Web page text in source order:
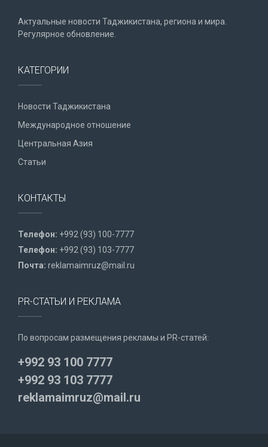
Актуальные новости Таджикистана, региона и мира.
Регулярное обновление.
КАТЕГОРИИ
Новости Таджикистана
Международное отношение
Центральная Азия
Статьи
КОНТАКТЫ
Телефон: +992 (93) 100-7777
Телефон: +992 (93) 103-7777
Почта: reklamaimruz@mail.ru
PR-СТАТЬИ И РЕКЛАМА
По вопросам размещения рекламы и PR-статей:
+992 93 100 7777
+992 93 103 7777
reklamaimruz@mail.ru